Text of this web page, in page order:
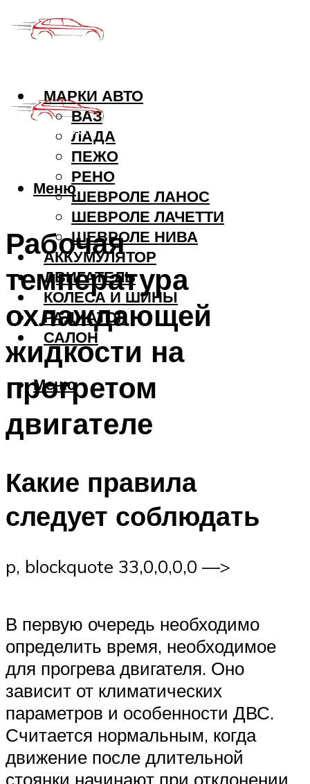
МАРКИ АВТО
ВАЗ
ЛАДА
ПЕЖО
РЕНО
ШЕВРОЛЕ ЛАНОС
ШЕВРОЛЕ ЛАЧЕТТИ
ШЕВРОЛЕ НИВА
АККУМУЛЯТОР
ДВИГАТЕЛЬ
КОЛЕСА И ШИНЫ
РАДИАТОР
САЛОН
Меню
Меню
Рабочая
температура
охлаждающей
жидкости на
прогретом
двигателе
Какие правила
следует соблюдать
p, blockquote 33,0,0,0,0 —>
В первую очередь необходимо
определить время, необходимое
для прогрева двигателя. Оно
зависит от климатических
параметров и особенности ДВС.
Считается нормальным, когда
движение после длительной
стоянки начинают при отклонении